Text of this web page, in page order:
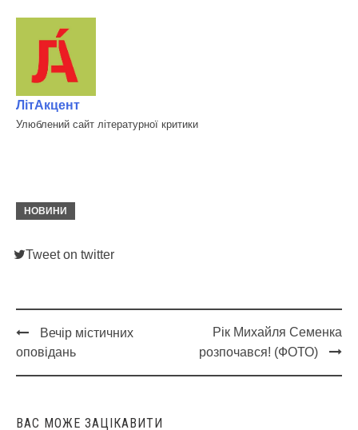
ЛітАкцент
Улюблений сайт літературної критики
НОВИНИ
Tweet on twitter
Post
navigation
Вечір містичних
оповідань
Рік Михайля Семенка
розпочався! (ФОТО)
ВАС МОЖЕ ЗАЦІКАВИТИ